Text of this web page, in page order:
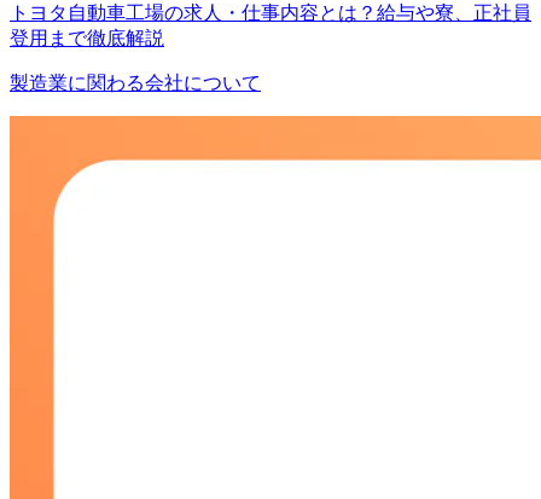
トヨタ自動車工場の求人・仕事内容とは？給与や寮、正社員
登用まで徹底解説
製造業に関わる会社について